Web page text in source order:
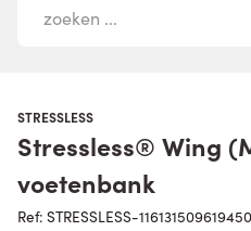
STRESSLESS
Stressless® Wing
voetenbank
Ref: STRESSLESS-